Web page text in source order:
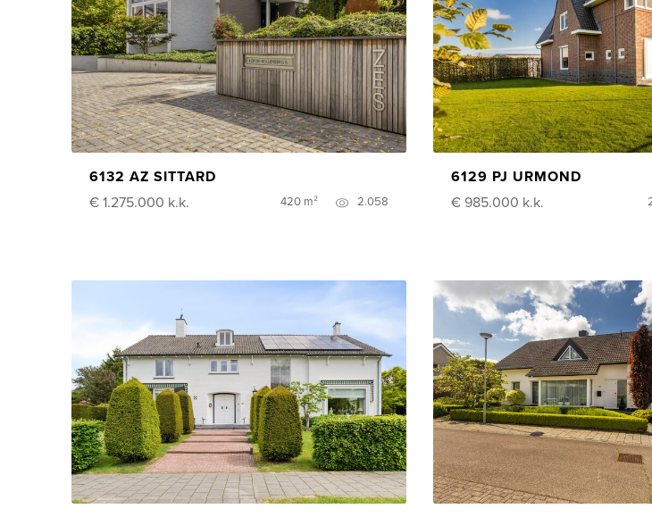
6132 AZ SITTARD
€ 1.275.000 k.k. 420 m² 2.058
6129 PJ URMOND
€ 985.000 k.k.